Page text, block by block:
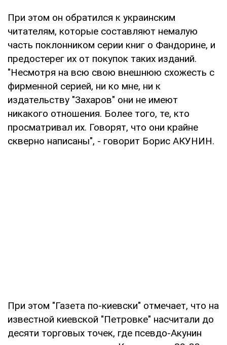
При этом он обратился к украинским
читателям, которые составляют немалую
часть поклонником серии книг о Фандорине, и
предостерег их от покупок таких изданий.
"Несмотря на всю свою внешнюю схожесть с
фирменной серией, ни ко мне, ни к
издательству "Захаров" они не имеют
никакого отношения. Более того, те, кто
просматривал их. Говорят, что они крайне
скверно написаны", - говорит Борис АКУНИН.
При этом "Газета по-киевски" отмечает, что на
известной киевской "Петровке" насчитали до
десяти торговых точек, где псевдо-Акунин